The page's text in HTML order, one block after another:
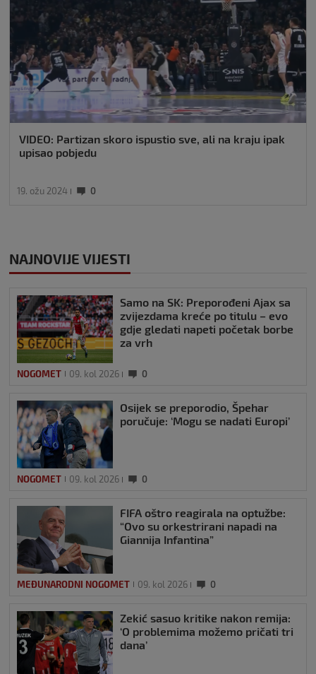
VIDEO: Partizan skoro ispustio sve, ali na kraju ipak
upisao pobjedu
19. ožu 2024 0
NAJNOVIJE VIJESTI
Samo na SK: Preporođeni Ajax sa
zvijezdama kreće po titulu – evo
gdje gledati napeti početak borbe
za vrh
NOGOMET 09. kol 2026 0
Osijek se preporodio, Špehar
poručuje: ‘Mogu se nadati Europi’
NOGOMET 09. kol 2026 0
FIFA oštro reagirala na optužbe:
“Ovo su orkestrirani napadi na
Giannija Infantina”
MEĐUNARODNI NOGOMET 09. kol 2026 0
Zekić sasuo kritike nakon remija:
‘O problemima možemo pričati tri
dana’